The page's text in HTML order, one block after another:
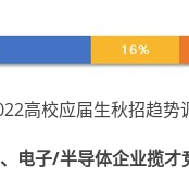
高校应届生秋招趋势
电子/半导体企业揽才